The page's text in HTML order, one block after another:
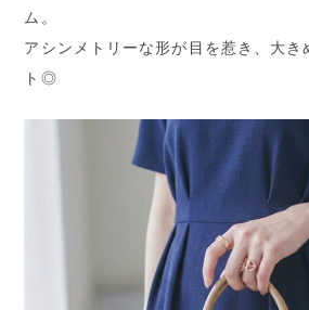
ム。
アシンメトリーな形が目を惹き、大き
ト◎